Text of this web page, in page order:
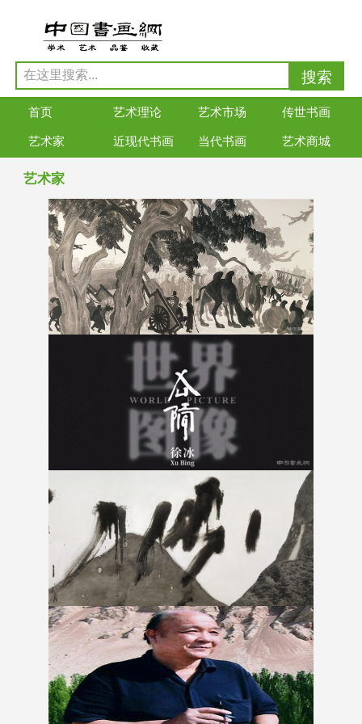
首页 艺术理论 艺术市场 传世书画
艺术家 近现代书画 当代书画 艺术商城
艺术家